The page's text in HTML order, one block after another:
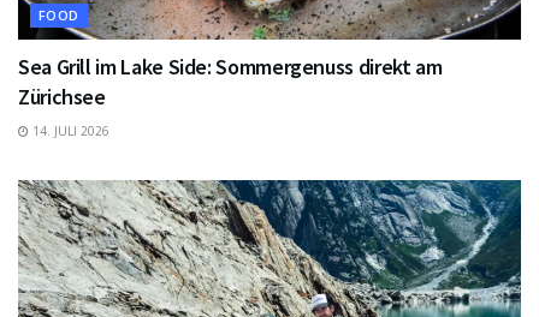
FOOD
Sea Grill im Lake Side: Sommergenuss direkt am
Zürichsee
14. JULI 2026